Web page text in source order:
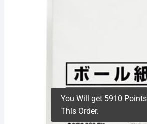
You Will get 5910
This Order.